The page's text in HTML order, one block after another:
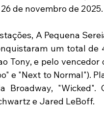
de novembro de 2025.
A Pequena
um total de
Tony, e pelo vencedor
e "Next to Normal").
Broadway, "Wicked".
e Jared LeBoff.